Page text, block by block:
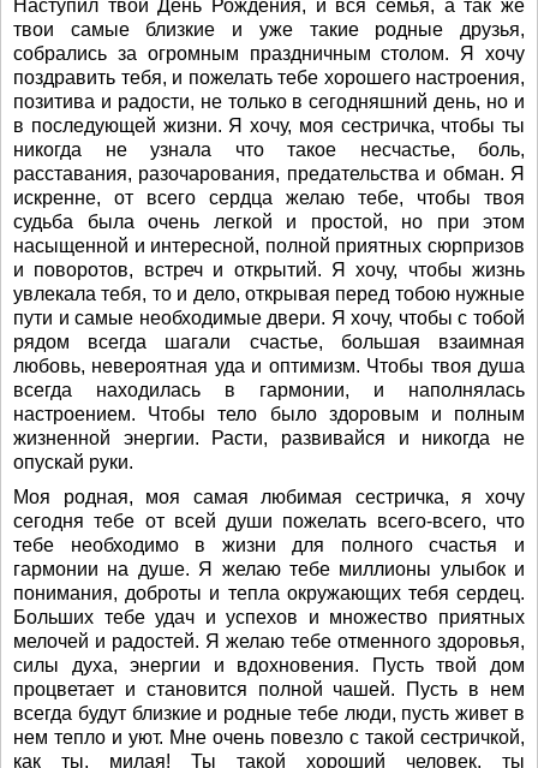
Наступил твой День Рождения, и вся семья, а так же
твои самые близкие и уже такие родные друзья,
собрались за огромным праздничным столом. Я хочу
поздравить тебя, и пожелать тебе хорошего настроения,
позитива и радости, не только в сегодняшний день, но и
в последующей жизни. Я хочу, моя сестричка, чтобы ты
никогда не узнала что такое несчастье, боль,
расставания, разочарования, предательства и обман. Я
искренне, от всего сердца желаю тебе, чтобы твоя
судьба была очень легкой и простой, но при этом
насыщенной и интересной, полной приятных сюрпризов
и поворотов, встреч и открытий. Я хочу, чтобы жизнь
увлекала тебя, то и дело, открывая перед тобою нужные
пути и самые необходимые двери. Я хочу, чтобы с тобой
рядом всегда шагали счастье, большая взаимная
любовь, невероятная уда и оптимизм. Чтобы твоя душа
всегда находилась в гармонии, и наполнялась
настроением. Чтобы тело было здоровым и полным
жизненной энергии. Расти, развивайся и никогда не
опускай руки.
Моя родная, моя самая любимая сестричка, я хочу
сегодня тебе от всей души пожелать всего-всего, что
тебе необходимо в жизни для полного счастья и
гармонии на душе. Я желаю тебе миллионы улыбок и
понимания, доброты и тепла окружающих тебя сердец.
Больших тебе удач и успехов и множество приятных
мелочей и радостей. Я желаю тебе отменного здоровья,
силы духа, энергии и вдохновения. Пусть твой дом
процветает и становится полной чашей. Пусть в нем
всегда будут близкие и родные тебе люди, пусть живет в
нем тепло и уют. Мне очень повезло с такой сестричкой,
как ты, милая! Ты такой хороший человек, ты